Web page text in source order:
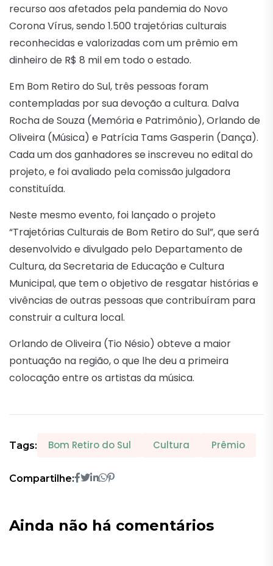
recurso aos afetados pela pandemia do Novo
Corona Vírus, sendo 1.500 trajetórias culturais
reconhecidas e valorizadas com um prêmio em
dinheiro de R$ 8 mil em todo o estado.
Em Bom Retiro do Sul, três pessoas foram
contempladas por sua devoção a cultura. Dalva
Rocha de Souza (Memória e Patrimônio), Orlando de
Oliveira (Música) e Patrícia Tams Gasperin (Dança).
Cada um dos ganhadores se inscreveu no edital do
projeto, e foi avaliado pela comissão julgadora
constituída.
Neste mesmo evento, foi lançado o projeto
“Trajetórias Culturais de Bom Retiro do Sul”, que será
desenvolvido e divulgado pelo Departamento de
Cultura, da Secretaria de Educação e Cultura
Municipal, que tem o objetivo de resgatar histórias e
vivências de outras pessoas que contribuíram para
construir a cultura local.
Orlando de Oliveira (Tio Nésio) obteve a maior
pontuação na região, o que lhe deu a primeira
colocação entre os artistas da música.
Tags: Bom Retiro do Sul Cultura Prêmio
Compartilhe:
Ainda não há comentários